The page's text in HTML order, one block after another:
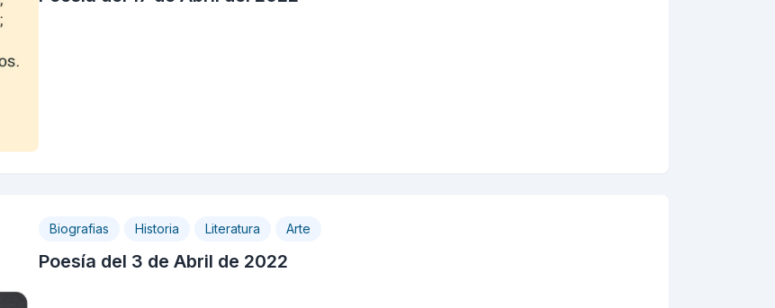
Biografias Historia Literatura Arte
Poesía del 3 de Abril de 2022